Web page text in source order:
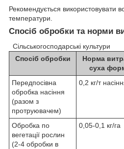
Рекомендується використовувати
температури.
Спосіб обробки та норми
Сільськогосподарські культури
Спосіб обробки
Норма
суха
Передпосівна
обробка насіння
(разом з
протруювачем)
0,2 кг/т
Обробка по
вегетації рослин
(2-4 обробки в
0,05-0,1 кг/га